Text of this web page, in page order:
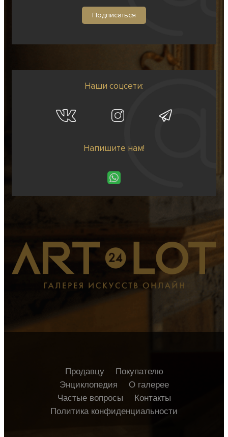
Наши соцсети:
Напишите нам!
Продавцу
Покупателю
Энциклопедия
О галерее
Частые вопросы
Контакты
Политика конфиденциальности